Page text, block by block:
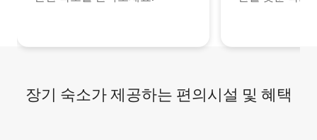
장기 숙소가 제공하는 편의시설 및 혜택